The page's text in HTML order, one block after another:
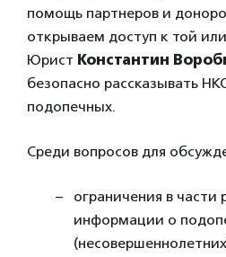
помощь партнеров и
открываем доступ к той
Юрист Константин
безопасно рассказывать
подопечных.
Среди вопросов для
ограничения в части
информации о